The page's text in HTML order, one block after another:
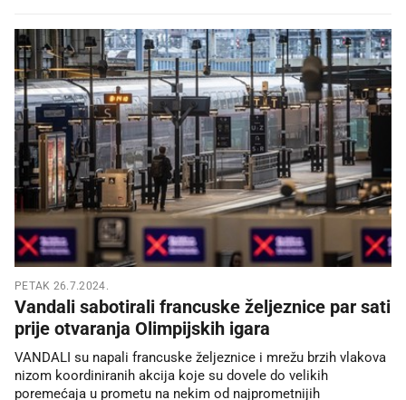
PETAK 26.7.2024.
Vandali sabotirali francuske željeznice par sati
prije otvaranja Olimpijskih igara
VANDALI su napali francuske željeznice i mrežu brzih vlakova
nizom koordiniranih akcija koje su dovele do velikih
poremećaja u prometu na nekim od najprometnijih